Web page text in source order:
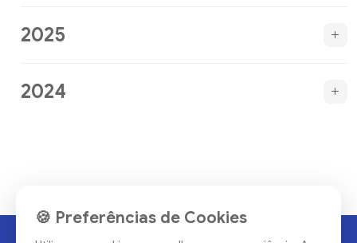
2025
2024
🍪 Preferências de Cookies